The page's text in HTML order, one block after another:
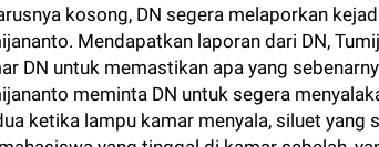
kosong, DN segera melaporkan
Mendapatkan laporan dari DN,
DN untuk memastikan apa yang
meminta DN untuk segera
ketika lampu kamar menyala, siluet